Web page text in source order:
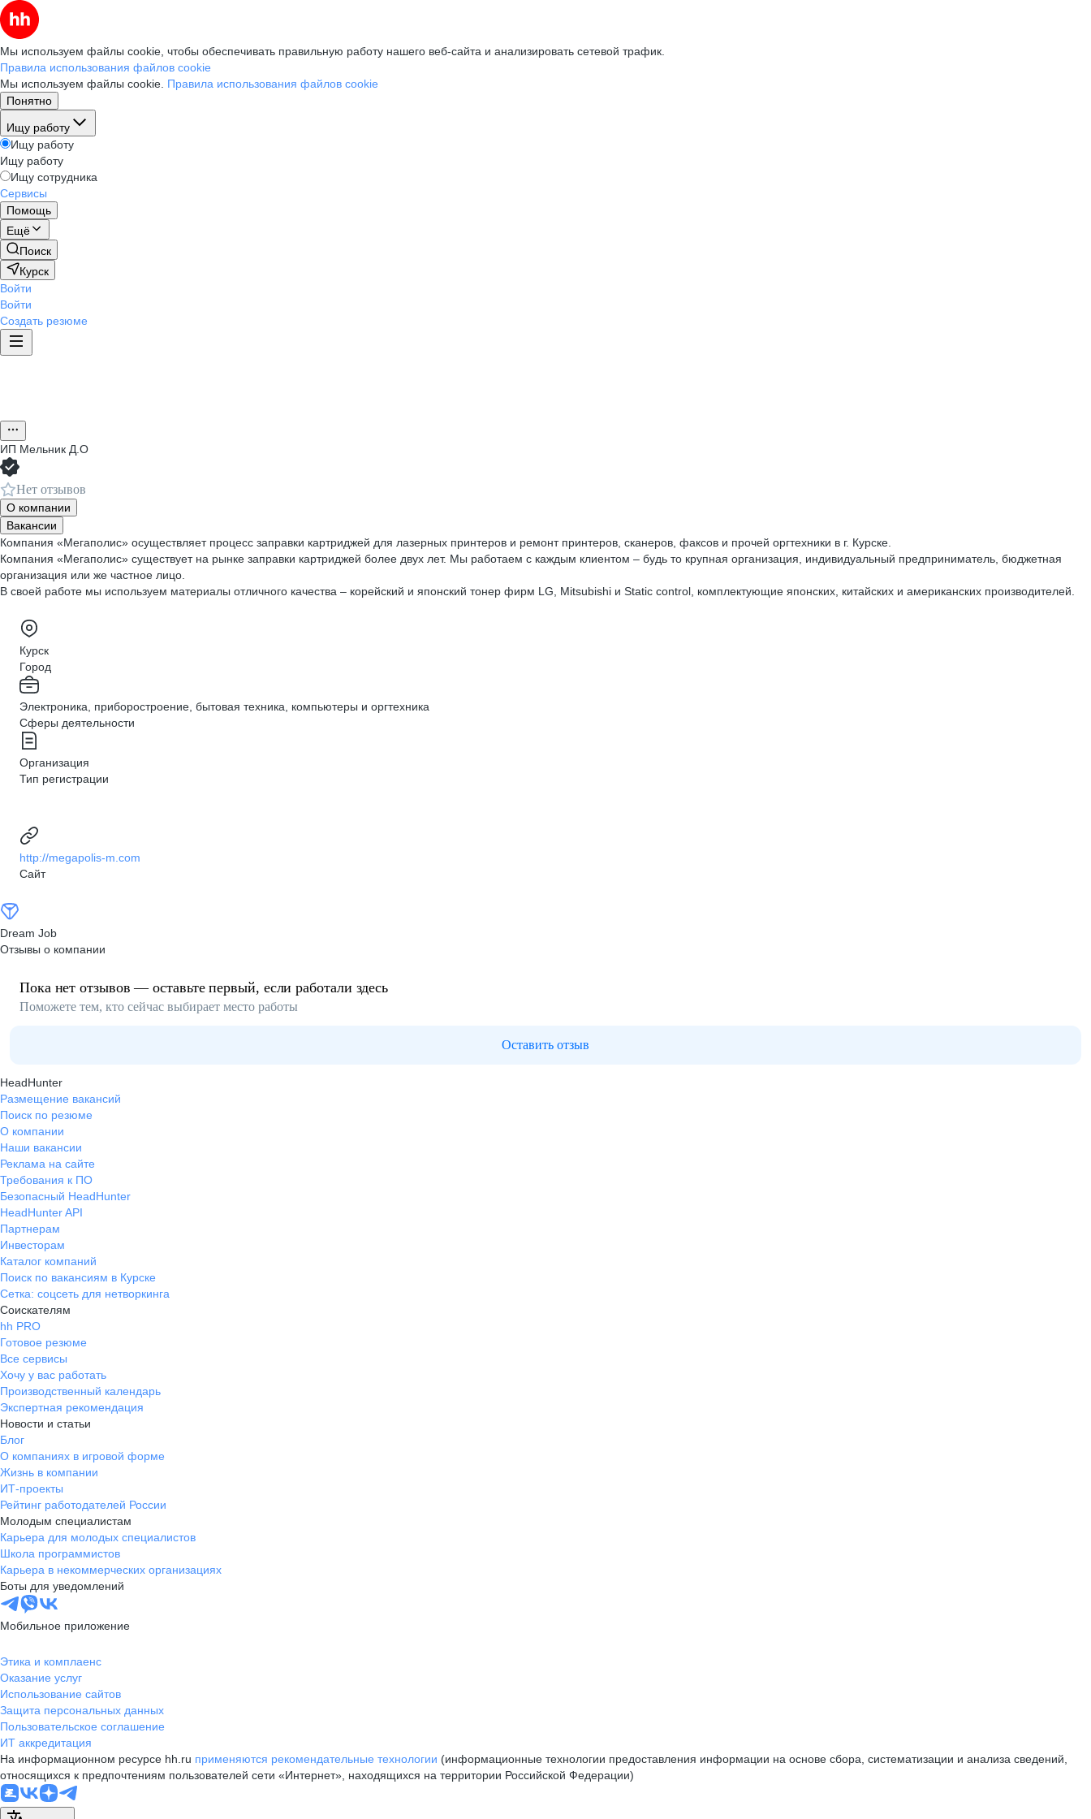
Мы используем файлы cookie, чтобы обеспечивать правильную работу нашего веб-сайта и анализировать сетевой трафик.
Правила использования файлов cookie
Мы используем файлы cookie. Правила использования файлов cookie
Понятно
Ищу работу
Ищу работу
Ищу работу
Ищу сотрудника
Сервисы
Помощь
Ещё
Поиск
Курск
Войти
Войти
Создать резюме
ИП Мельник Д.О
Нет отзывов
О компании
Вакансии
Компания «Мегаполис» осуществляет процесс заправки картриджей для лазерных принтеров и ремонт принтеров, сканеров, факсов и прочей оргтехники в г. Курске.
Компания «Мегаполис» существует на рынке заправки картриджей более двух лет. Мы работаем с каждым клиентом – будь то крупная организация, индивидуальный предприниматель, бюджетная
организация или же частное лицо.
В своей работе мы используем материалы отличного качества – корейский и японский тонер фирм LG, Mitsubishi и Static control, комплектующие японских, китайских и американских производителей.
Курск
Город
Электроника, приборостроение, бытовая техника, компьютеры и оргтехника
Сферы деятельности
Организация
Тип регистрации
http://megapolis-m.com
Сайт
Dream Job
Отзывы о компании
Пока нет отзывов — оставьте первый, если работали здесь
Поможете тем, кто сейчас выбирает место работы
Оставить отзыв
HeadHunter
Размещение вакансий
Поиск по резюме
О компании
Наши вакансии
Реклама на сайте
Требования к ПО
Безопасный HeadHunter
HeadHunter API
Партнерам
Инвесторам
Каталог компаний
Поиск по вакансиям в Курске
Сетка: соцсеть для нетворкинга
Соискателям
hh PRO
Готовое резюме
Все сервисы
Хочу у вас работать
Производственный календарь
Экспертная рекомендация
Новости и статьи
Блог
О компаниях в игровой форме
Жизнь в компании
ИТ-проекты
Рейтинг работодателей России
Молодым специалистам
Карьера для молодых специалистов
Школа программистов
Карьера в некоммерческих организациях
Боты для уведомлений
Мобильное приложение
Этика и комплаенс
Оказание услуг
Использование сайтов
Защита персональных данных
Пользовательское соглашение
ИТ аккредитация
На информационном ресурсе hh.ru применяются рекомендательные технологии (информационные технологии предоставления информации на основе сбора, систематизации и анализа сведений,
относящихся к предпочтениям пользователей сети «Интернет», находящихся на территории Российской Федерации)